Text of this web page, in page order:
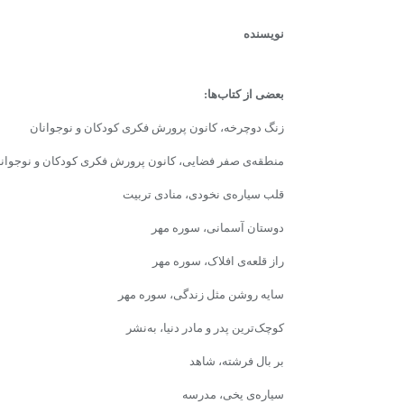
نویسنده
بعضى از کتاب‌ها:
زنگ دوچرخه، کانون پرورش فکرى کودکان و نوجوانان
منطقه‌ى صفر فضایى، کانون پرورش فکرى کودکان و
قلب سیاره‌ى نخودى،‌ منادى تربیت
دوستان آسمانى، سوره‌‌ مهر
راز قلعه‌ى‌ افلاک، سوره‌ مهر
سایه‌ روشن مثل زندگى، سوره‌‌ مهر
کوچک‌ترین پدر و مادر دنیا، به‌نشر
بر بال فرشته، شاهد
سیاره‌ى یخى، مدرسه